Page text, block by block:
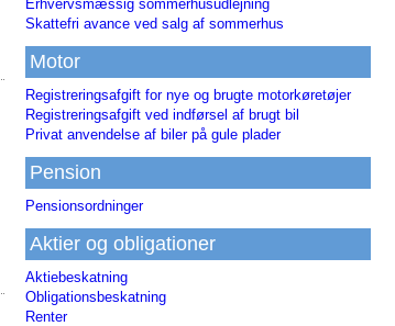
Erhvervsmæssig sommerhusudlejning
Skattefri avance ved salg af sommerhus
Motor
Registreringsafgift for nye og brugte motorkøretøjer
Registreringsafgift ved indførsel af brugt bil
Privat anvendelse af biler på gule plader
Pension
Pensionsordninger
Aktier og obligationer
Aktiebeskatning
Obligationsbeskatning
Renter